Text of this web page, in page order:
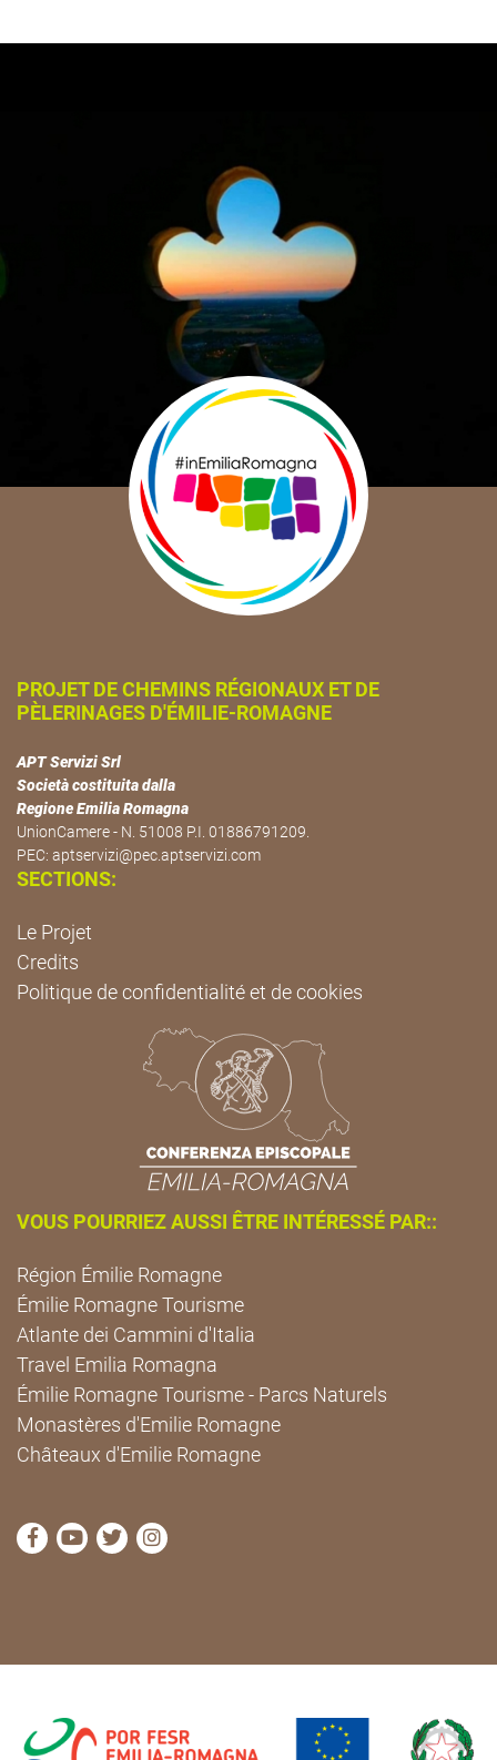
PROJET DE CHEMINS RÉGIONAUX ET DE
PÈLERINAGES D'ÉMILIE-ROMAGNE
APT Servizi Srl
Società costituita dalla
Regione Emilia Romagna
UnionCamere - N. 51008 P.I. 01886791209.
PEC: aptservizi@pec.aptservizi.com
SECTIONS:
Le Projet
Credits
Politique de confidentialité et de cookies
VOUS POURRIEZ AUSSI ÊTRE INTÉRESSÉ PAR::
Région Émilie Romagne
Émilie Romagne Tourisme
Atlante dei Cammini d'Italia
Travel Emilia Romagna
Émilie Romagne Tourisme - Parcs Naturels
Monastères d'Emilie Romagne
Châteaux d'Emilie Romagne
Visitez la page Facebook de Cammini Emilia-
Visitez la page YouTube de Cammini Emilia-
Visitez la page Twitter de Cammini Emilia-
Visitez la page Instagram de Cammini